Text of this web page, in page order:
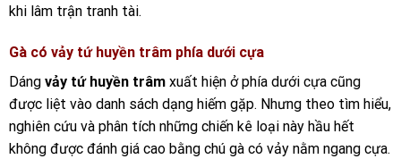
khi lâm trận tranh tài.
Gà có vảy tứ huyền trâm phía dưới cựa
Dáng vảy tứ huyền trâm xuất hiện ở phía dưới cựa cũng
được liệt vào danh sách dạng hiếm gặp. Nhưng theo tìm hiểu,
nghiên cứu và phân tích những chiến kê loại này hầu hết
không được đánh giá cao bằng chú gà có vảy nằm ngang cựa.